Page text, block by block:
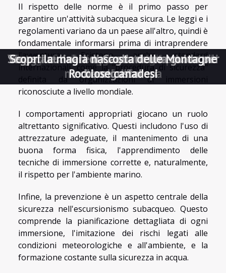
Il rispetto delle norme è il primo passo per
garantire un'attività subacquea sicura. Le leggi e i
regolamenti variano da un paese all'altro, quindi è
fondamentale informarsi prima di intraprendere
l'avventura. Esistono anche standard
internazionali, come la "procedura di sicurezza"
definita da organizzazioni di immersioni
riconosciute a livello mondiale.
I comportamenti appropriati giocano un ruolo
altrettanto significativo. Questi includono l'uso di
attrezzature adeguate, il mantenimento di una
buona forma fisica, l'apprendimento delle
tecniche di immersione corrette e, naturalmente,
il rispetto per l'ambiente marino.
Infine, la prevenzione è un aspetto centrale della
sicurezza nell'escursionismo subacqueo. Questo
comprende la pianificazione dettagliata di ogni
immersione, l'imitazione dei rischi legati alle
condizioni meteorologiche e all'ambiente, e la
formazione costante sulla sicurezza in acqua.
Fotografia di viaggio: consigli per scatti
perfetti
Fotografia di viaggio: consigli per scatti
perfetti
Viaggiare nel tempo: un tour tra i castelli
medievali d'Europa
Segreti culinari di Cagliari: una guida per
buongustai
Scopri la magia nascosta delle Montagne
Rocciose canadesi